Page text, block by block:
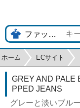
ホーム ECサイト
GREY AND PALE
PPED JEANS
グレーと淡いブル